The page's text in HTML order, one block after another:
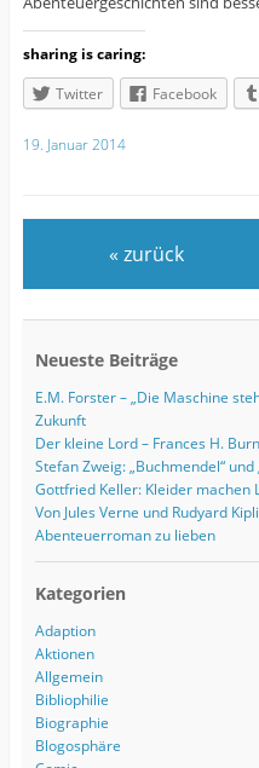
sharing is caring:
Twitter
Facebook
19. Januar 2014
« zurück
Neueste Beiträge
E.M. Forster – „Die Maschine
Zukunft
Der kleine Lord – Frances H.
Stefan Zweig: „Buchmendel“
Gottfried Keller: Kleider machen
Von Jules Verne und Rudyard
Abenteuerroman zu lieben
Kategorien
Adaption
Aktionen
Allgemein
Bibliophilie
Biographie
Blogosphäre